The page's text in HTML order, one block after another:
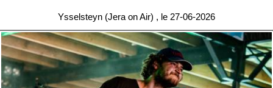
Ysselsteyn (Jera on Air) , le 27-06-2026